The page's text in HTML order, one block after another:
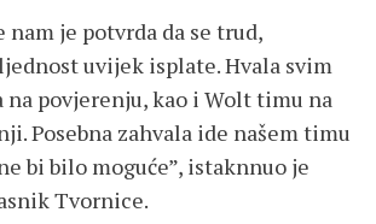
nam je potvrda da se trud,
uvijek isplate. Hvala svim
na povjerenju, kao i Wolt timu na
Posebna zahvala ide našem timu
bi bilo moguće”, istaknnuo je
Tvornice.